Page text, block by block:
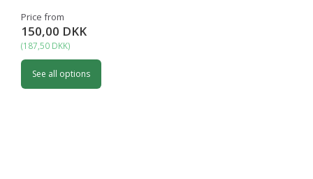
Price from
150,00 DKK
(187,50 DKK)
See all options